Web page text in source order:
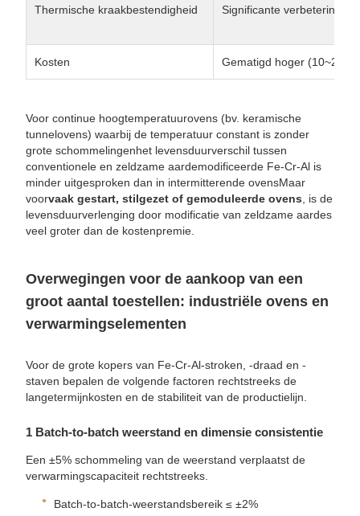
Thermische kraakbestendigheid Significante verbetering
Kosten Gematigd hoger (10~20%)
Voor continue hoogtemperatuurovens (bv. keramische
tunnelovens) waarbij de temperatuur constant is zonder
grote schommelingenhet levensduurverschil tussen
conventionele en zeldzame aardemodificeerde Fe-Cr-Al is
minder uitgesproken dan in intermitterende ovensMaar
voorvaak gestart, stilgezet of gemoduleerde ovens , is de
levensduurverlenging door modificatie van zeldzame aardes
veel groter dan de kostenpremie.
Overwegingen voor de aankoop van een
groot aantal toestellen: industriële ovens en
verwarmingselementen
Voor de grote kopers van Fe-Cr-Al-stroken, -draad en -
staven bepalen de volgende factoren rechtstreeks de
langetermijnkosten en de stabiliteit van de productielijn.
1️ Batch-to-batch weerstand en dimensie consistentie
Een ±5% schommeling van de weerstand verplaatst de
verwarmingscapaciteit rechtstreeks.
Batch-to-batch-weerstandsbereik ≤ ±2%